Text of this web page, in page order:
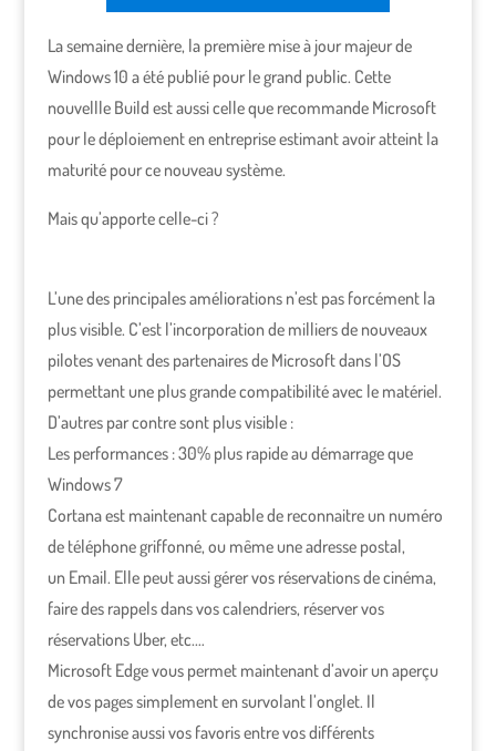
La semaine dernière, la première mise à jour majeur de
Windows 10 a été publié pour le grand public. Cette
nouvellle Build est aussi celle que recommande Microsoft
pour le déploiement en entreprise estimant avoir atteint la
maturité pour ce nouveau système.
Mais qu’apporte celle-ci ?
L’une des principales améliorations n’est pas forcément la
plus visible. C’est l’incorporation de milliers de nouveaux
pilotes venant des partenaires de Microsoft dans l’OS
permettant une plus grande compatibilité avec le matériel.
D’autres par contre sont plus visible :
Les performances : 30% plus rapide au démarrage que
Windows 7
Cortana est maintenant capable de reconnaitre un numéro
de téléphone griffonné, ou même une adresse postal,
un Email. Elle peut aussi gérer vos réservations de cinéma,
faire des rappels dans vos calendriers, réserver vos
réservations Uber, etc.…
Microsoft Edge vous permet maintenant d’avoir un aperçu
de vos pages simplement en survolant l’onglet. Il
synchronise aussi vos favoris entre vos différents